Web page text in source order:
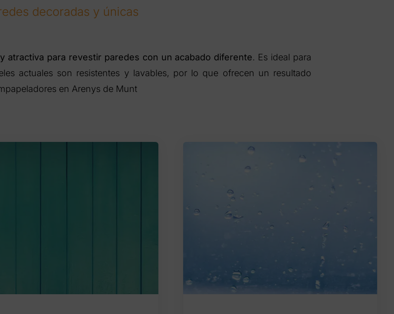
decoradas y únicas
atractiva para revestir paredes con un acabado diferente. Es ideal para
actuales son resistentes y lavables, por lo que ofrecen un resultado
en Arenys de Munt